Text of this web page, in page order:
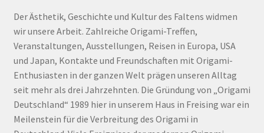
Der Ästhetik, Geschichte und Kultur des Faltens widmen
wir unsere Arbeit. Zahlreiche Origami-Treffen,
Veranstaltungen, Ausstellungen, Reisen in Europa, USA
und Japan, Kontakte und Freundschaften mit Origami-
Enthusiasten in der ganzen Welt prägen unseren Alltag
seit mehr als drei Jahrzehnten. Die Gründung von „Origami
Deutschland“ 1989 hier in unserem Haus in Freising war ein
Meilenstein für die Verbreitung des Origami in